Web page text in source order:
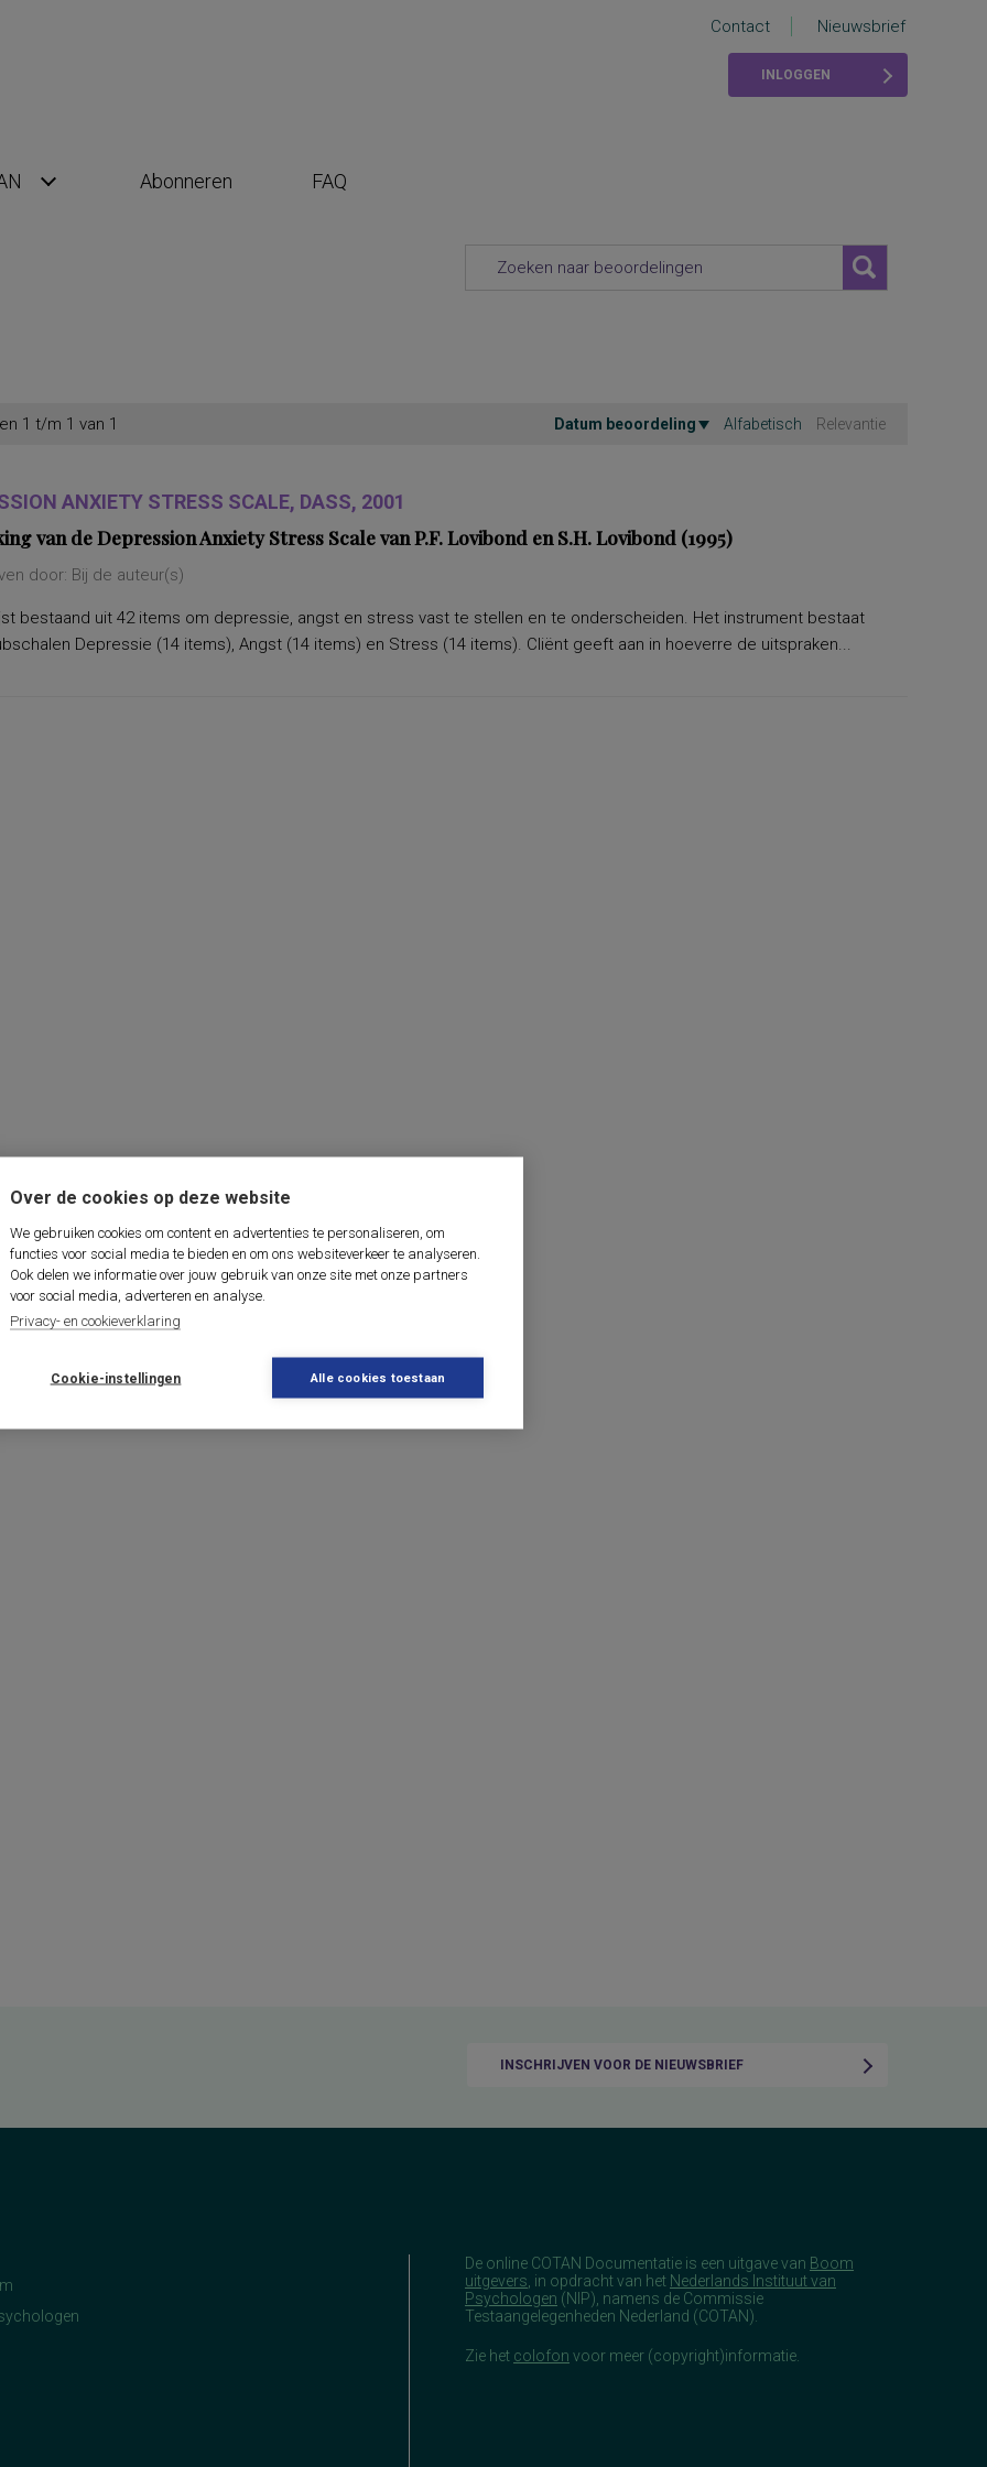
Over de cookies op deze website
We gebruiken cookies om content en advertenties te personaliseren, om
functies voor social media te bieden en om ons websiteverkeer te analyseren.
Ook delen we informatie over jouw gebruik van onze site met onze partners
voor social media, adverteren en analyse.
Privacy- en cookieverklaring
Cookie-instellingen Alle cookies toestaan
Contact Nieuwsbrief
INLOGGEN
Abonneren FAQ
1 t/m 1 van 1 Datum beoordeling Alfabetisch Relevantie
ANXIETY STRESS SCALE, DASS, 2001
van de Depression Anxiety Stress Scale van P.F. Lovibond en S.H. Lovibond (1995)
door: Bij de auteur(s)
bestaand uit 42 items om depressie, angst en stress vast te stellen en te onderscheiden. Het instrument bestaat
Depressie (14 items), Angst (14 items) en Stress (14 items). Cliënt geeft aan in hoeverre de uitspraken...
INSCHRIJVEN VOOR DE NIEUWSBRIEF
De online COTAN Documentatie is een uitgave van Boom
uitgevers , in opdracht van het Nederlands Instituut van
Psychologen (NIP), namens de Commissie
Testaangelegenheden Nederland (COTAN).
Zie het colofon voor meer (copyright)informatie.